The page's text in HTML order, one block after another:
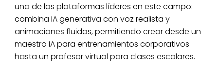
una de las plataformas líderes en este campo:
combina IA generativa con voz realista y
animaciones fluidas, permitiendo crear desde un
maestro IA para entrenamientos corporativos
hasta un profesor virtual para clases escolares.